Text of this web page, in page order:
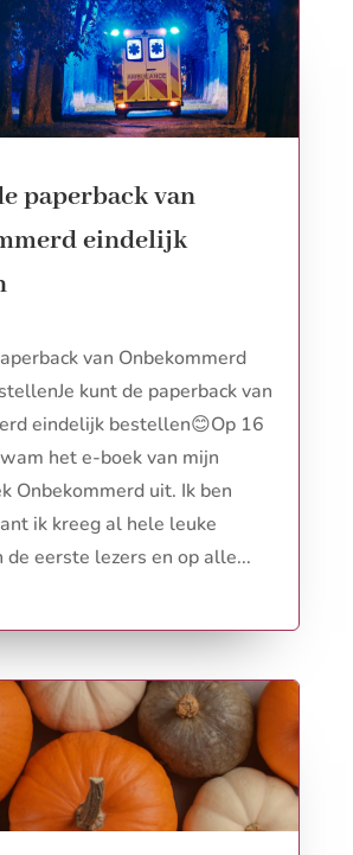
paperback van
eindelijk
van Onbekommerd
kunt de paperback van
eindelijk bestellen😊Op 16
het e-boek van mijn
Onbekommerd uit. Ik ben
ik kreeg al hele leuke
de eerste lezers en op alle...